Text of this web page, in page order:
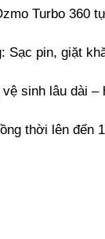
Turbo 360
Sạc pin, giặt
sinh lâu dài –
thời lên đến